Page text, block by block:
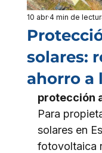
solares:
ahorro a
10 abr 4 min de
protección
Para
solares en
fotovoltaica